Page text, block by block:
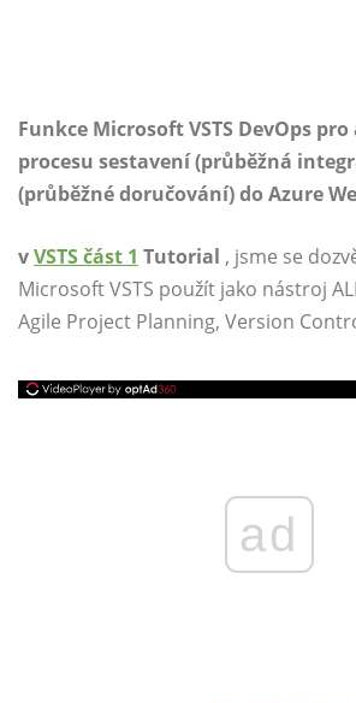
Funkce Microsoft VSTS DevOps
procesu sestavení (průběžná
(průběžné doručování) do Azure
vVSTS část 1 Tutorial , jsme se
Microsoft VSTS použít jako nástroj
Agile Project Planning, Version
ad